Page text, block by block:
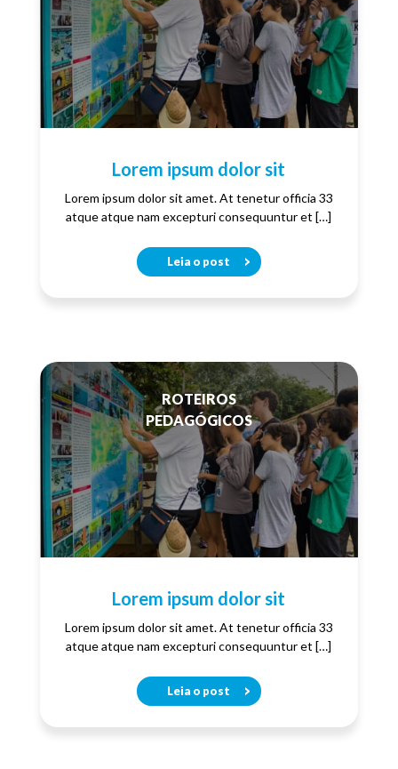
Lorem ipsum dolor sit
Lorem ipsum dolor sit amet. At tenetur officia 33
atque atque nam excepturi consequuntur et […]
Leia o post
ROTEIROS
PEDAGÓGICOS
Lorem ipsum dolor sit
Lorem ipsum dolor sit amet. At tenetur officia 33
atque atque nam excepturi consequuntur et […]
Leia o post